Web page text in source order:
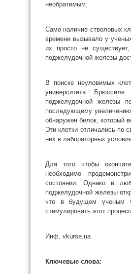
необратимым.
Само наличие стволовых
времени вызывало у
их просто не
поджелудочной железы
В поиске неуловимых
университета
поджелудочной железы
последующему увеличению
обнаружен белок, который
Эти клетки отличались по
них в лабораторных
Для того чтобы
необходимо
состоянии. Однако в
поджелудочной железы
что в будущем ученым
стимулировать этот процесс
Инф. vkurse.ua
Ключевые слова: